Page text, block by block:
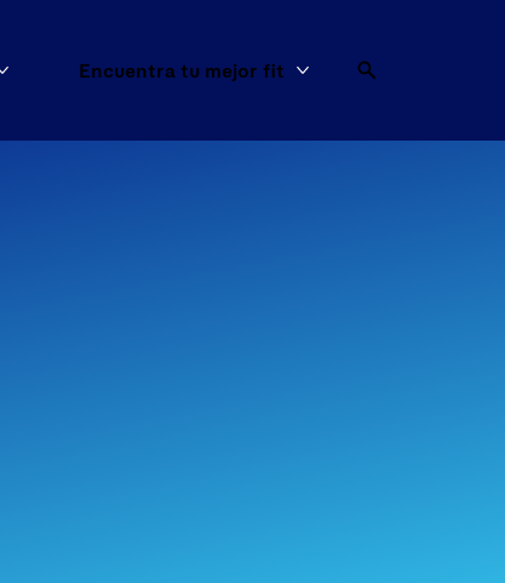
Más Artículos de sexo
Encuentra tu mejor fit Más Encuentra tu